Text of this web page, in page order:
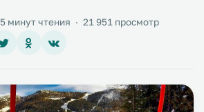
5 минут чтения · 21 951 просмотр